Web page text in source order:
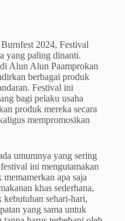
2024, Festival
yang paling dinanti.
Alun Alun Paamprokan
berbagai produk
Festival ini
bagi pelaku usaha
produk mereka secara
mempromosikan
umumnya yang sering
ini mengutamakan
apa saja
khas sederhana,
sehari-hari,
yang sama untuk